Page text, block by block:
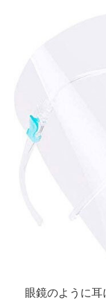
眼鏡のように耳